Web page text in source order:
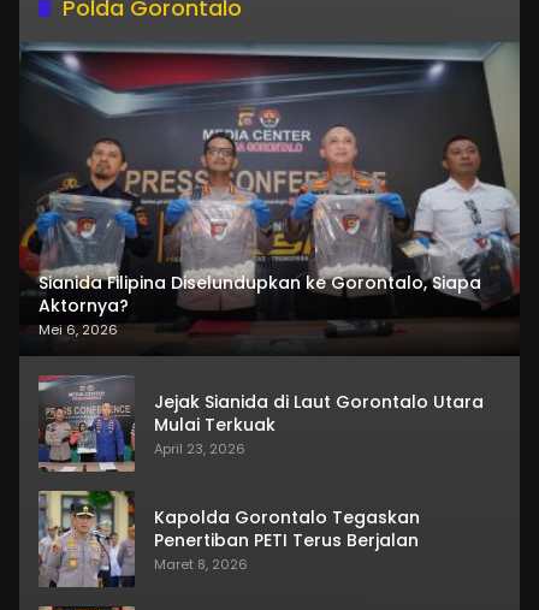
Polda Gorontalo
Sianida Filipina Diselundupkan ke Gorontalo, Siapa
Aktornya?
Mei 6, 2026
Jejak Sianida di Laut Gorontalo Utara
Mulai Terkuak
April 23, 2026
Kapolda Gorontalo Tegaskan
Penertiban PETI Terus Berjalan
Maret 8, 2026